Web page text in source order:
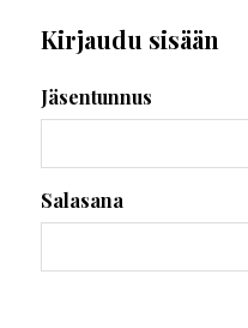
Kirjaudu sisään
Jäsentunnus
Salasana